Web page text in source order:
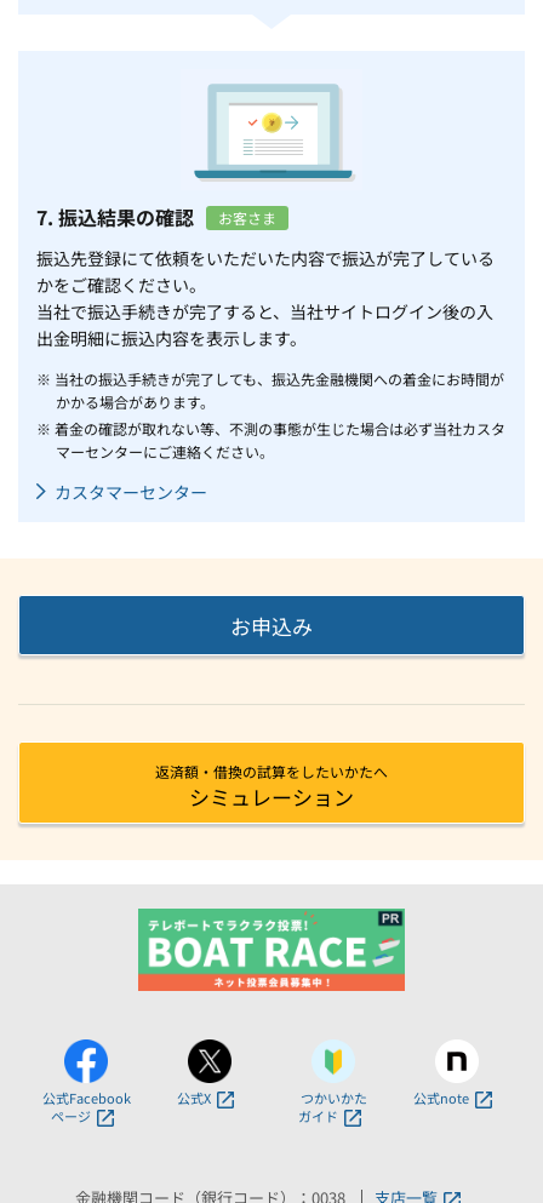
7. 振込結果の確認 お客さま
振込先登録にて依頼をいただいた内容で振込が完了している
かをご確認ください。
当社で振込手続きが完了すると、当社サイトログイン後の入
出金明細に振込内容を表示します。
※ 当社の振込手続きが完了しても、振込先金融機関への着金にお時間が
かかる場合があります。
※ 着金の確認が取れない等、不測の事態が生じた場合は必ず当社カスタ
マーセンターにご連絡ください。
カスタマーセンター
お申込み
返済額・借換の試算をしたいかたへ
シミュレーション
公式Facebook
ページ
公式X
つかいかた
ガイド
公式note
金融機関コード（銀行コード）：0038 支店一覧